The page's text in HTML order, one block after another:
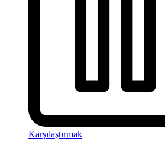
Karşılaştırmak